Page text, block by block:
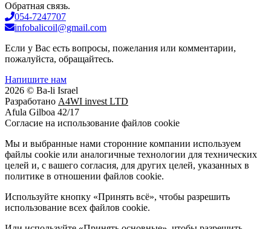
Обратная связь.
054-7247707
infobalicoil@gmail.com
Если у Вас есть вопросы, пожелания или комментарии,
пожалуйста, обращайтесь.
Напишите нам
2026 © Ba-li Israel
Разработано A4WI invest LTD
Afula Gilboa 42/17
Cогласие на использование файлов cookie
Мы и выбранные нами сторонние компании используем
файлы cookie или аналогичные технологии для технических
целей и, с вашего согласия, для других целей, указанных в
политике в отношении файлов cookie.
Используйте кнопку «Принять всё», чтобы разрешить
использование всех файлов cookie.